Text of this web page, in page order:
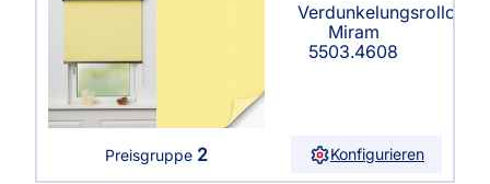
Verdunkelungsrollo
Miram
5503.4608
Preisgruppe 2 Konfigurieren